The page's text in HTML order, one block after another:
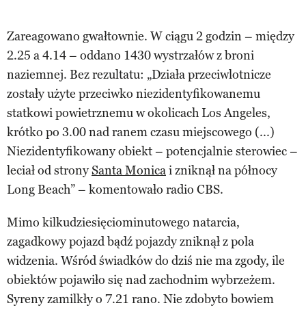
Zareagowano gwałtownie. W ciągu 2 godzin – między
2.25 a 4.14 – oddano 1430 wystrzałów z broni
naziemnej. Bez rezultatu: „Działa przeciwlotnicze
zostały użyte przeciwko niezidentyfikowanemu
statkowi powietrznemu w okolicach Los Angeles,
krótko po 3.00 nad ranem czasu miejscowego (...)
Niezidentyfikowany obiekt – potencjalnie sterowiec –
leciał od stronySanta Monicai zniknął na północy
Long Beach” – komentowało radio CBS.
Mimo kilkudziesięciominutowego natarcia,
zagadkowy pojazd bądź pojazdy zniknął z pola
widzenia. Wśród świadków do dziś nie ma zgody, ile
obiektów pojawiło się nad zachodnim wybrzeżem.
Syreny zamilkły o 7.21 rano. Nie zdobyto bowiem